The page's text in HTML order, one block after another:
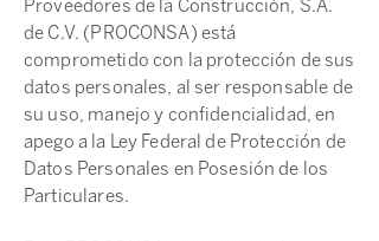
Proveedores de la Construcción, S.A.
de C.V. (PROCONSA) está
comprometido con la protección de sus
datos personales, al ser responsable de
su uso, manejo y confidencialidad, en
apego a la Ley Federal de Protección de
Datos Personales en Posesión de los
Particulares.